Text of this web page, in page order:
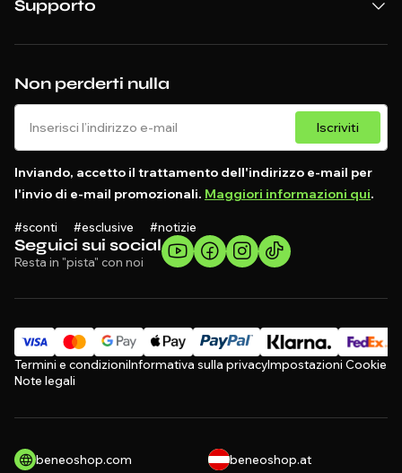
Seguici sui social
Resta in "pista" con noi
Non perderti nulla
Iscriviti
Inviando, accetto il trattamento dell'indirizzo e-mail per
l'invio di e-mail promozionali. Maggiori informazioni qui.
#sconti #esclusive #notizie
Supporto
Termini e condizioniInformativa sulla privacyImpostazioni Cookie
Note legali
beneoshop.com beneoshop.at